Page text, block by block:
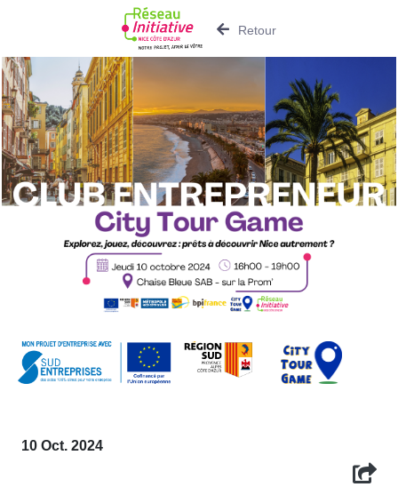
Retour
10 Oct. 2024